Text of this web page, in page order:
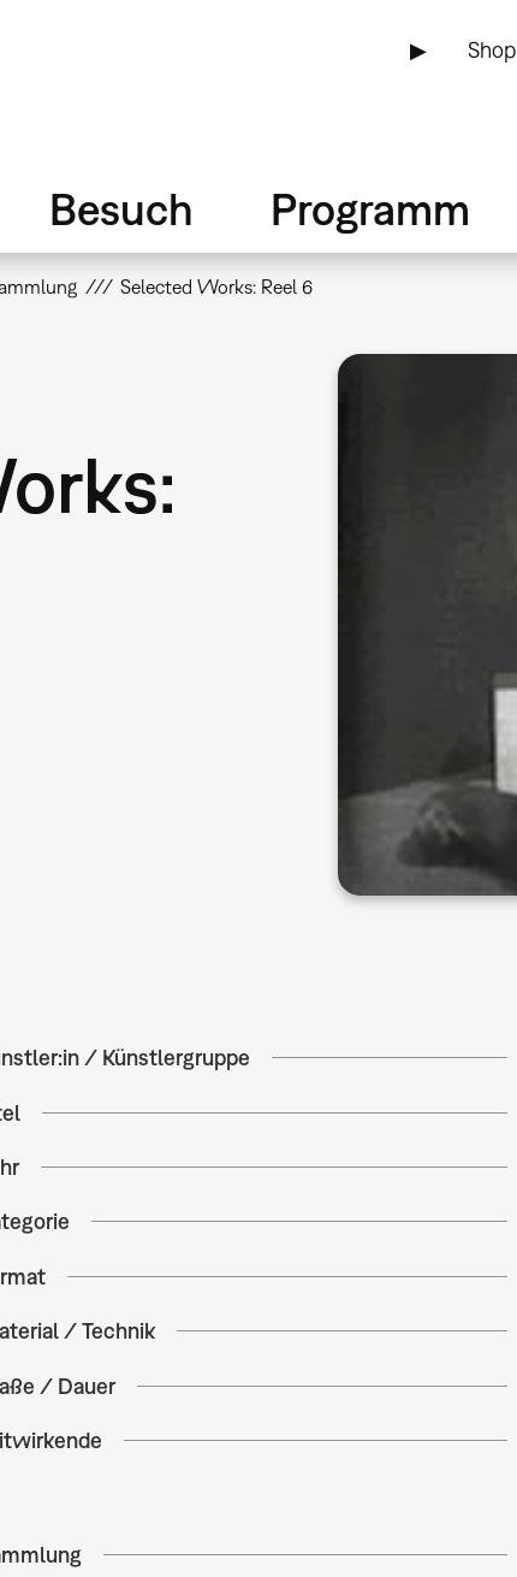
▶ Shop
Besuch Programm
Selected Works: Reel 6
/ Künstlergruppe
/ Technik
/ Dauer